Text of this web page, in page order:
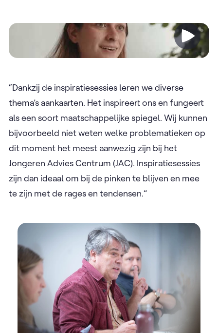
Video
“Dankzij de inspiratiesessies leren we diverse
thema’s aankaarten. Het inspireert ons en fungeert
als een soort maatschappelijke spiegel. Wij kunnen
bijvoorbeeld niet weten welke problematieken op
dit moment het meest aanwezig zijn bij het
Jongeren Advies Centrum (JAC). Inspiratiesessies
zijn dan ideaal om bij de pinken te blijven en mee
te zijn met de rages en tendensen.”